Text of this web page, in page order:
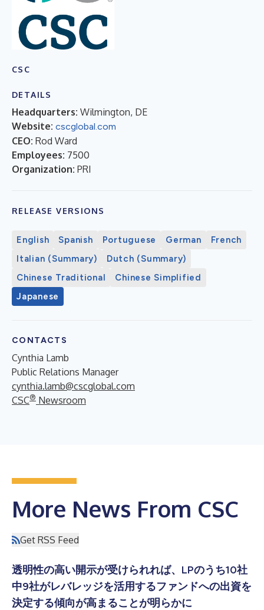
CSC
DETAILS
Headquarters: Wilmington, DE
Website: cscglobal.com
CEO: Rod Ward
Employees: 7500
Organization: PRI
RELEASE VERSIONS
English Spanish Portuguese German
French
Italian (Summary)
Dutch (Summary)
Chinese Traditional
Chinese Simplified
Japanese
CONTACTS
Cynthia Lamb
Public Relations Manager
cynthia.lamb@cscglobal.com
CSC® Newsroom
More News From CSC
Get RSS Feed
透明性の高い開示が受けられれば、LPのうち10社
中9社がレバレッジを活用するファンドへの出資を
決定する傾向が高まることが明らかに